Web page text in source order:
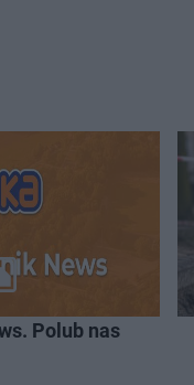
Polub nas